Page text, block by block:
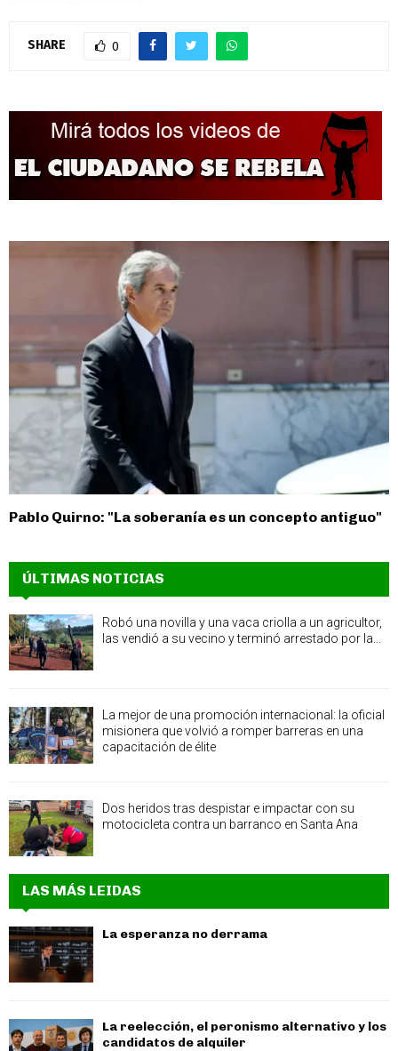
SHARE 0
Pablo Quirno: "La soberanía es un concepto antiguo"
ÚLTIMAS NOTICIAS
Robó una novilla y una vaca criolla a un agricultor,
las vendió a su vecino y terminó arrestado por la...
La mejor de una promoción internacional: la oficial
misionera que volvió a romper barreras en una
capacitación de élite
Dos heridos tras despistar e impactar con su
motocicleta contra un barranco en Santa Ana
LAS MÁS LEIDAS
La esperanza no derrama
La reelección, el peronismo alternativo y los
candidatos de alquiler